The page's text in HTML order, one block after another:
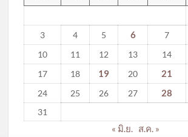
3 4 5 6 7
10 11 12 13 14
17 18 19 20 21
24
25 26 27 28
31
« มิ.ย. ส.ค. »